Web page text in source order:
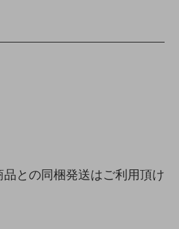
との同梱発送はご利用頂け